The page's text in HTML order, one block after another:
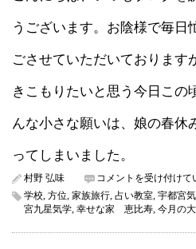
うございます。お陰様で毎日
ごさせていただいております
きこもりたいと思う今日この
んな小さな願いは、娘の春休
ってしまいました。
村野 弘味
春
休
み
の
大
コメントを受け付けて
学校, 方位, 家族旅行, 占い教室, 宇都宮
宮九星気学, 幸せな家 恵比寿, 今月の